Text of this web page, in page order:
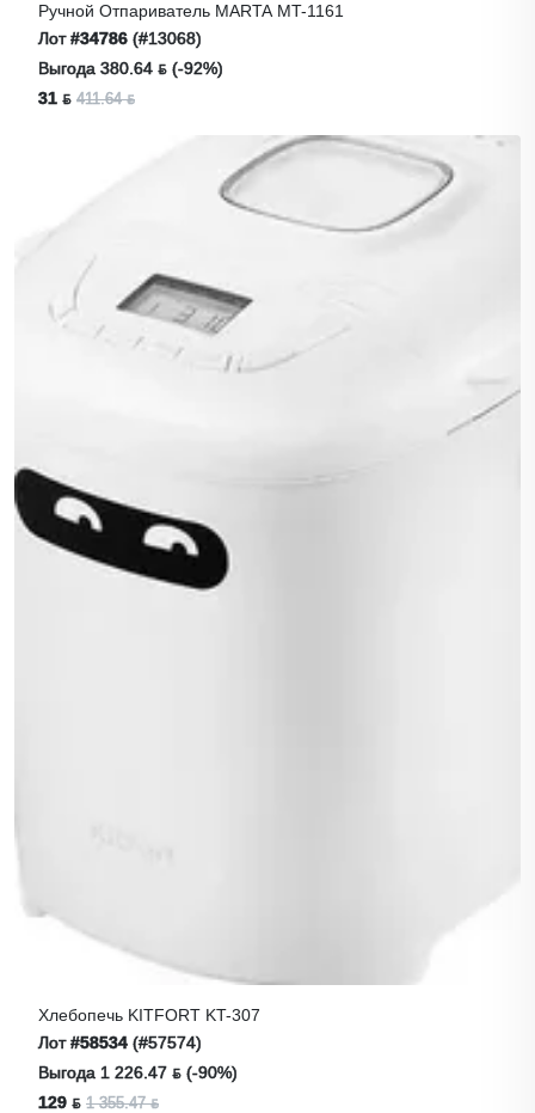
Ручной Отпариватель MARTA MT-1161
Лот#34786 (#13068)
Выгода 380.64 ƃ (-92%)
31 ƃ 411.64 ƃ
Хлебопечь KITFORT KT-307
Лот#58534 (#57574)
Выгода 1 226.47 ƃ (-90%)
129 ƃ 1 355.47 ƃ